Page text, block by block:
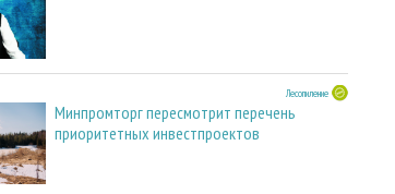
Лесопиление
Минпромторг пересмотрит перечень
приоритетных инвестпроектов